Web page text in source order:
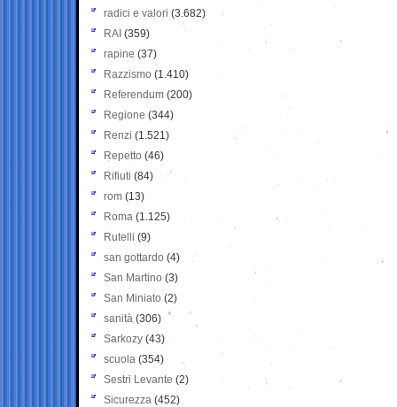
radici e valori (3.682)
RAI (359)
rapine (37)
Razzismo (1.410)
Referendum (200)
Regione (344)
Renzi (1.521)
Repetto (46)
Rifiuti (84)
rom (13)
Roma (1.125)
Rutelli (9)
san gottardo (4)
San Martino (3)
San Miniato (2)
sanità (306)
Sarkozy (43)
scuola (354)
Sestri Levante (2)
Sicurezza (452)